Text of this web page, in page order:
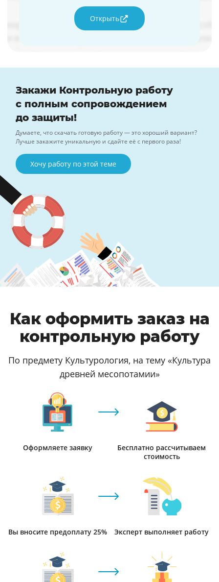
Открыть
Закажи Контрольную работу
с полным сопровождением
до защиты!
Думаете, что скачать готовую работу — это хороший вариант?
Лучше закажите уникальную и сдайте её с первого раза!
Хочу работу по этой теме
Как оформить заказ на
контрольную работу
По предмету Культурология, на тему «Культура
древней месопотамии»
Оформляете заявку
Бесплатно рассчитываем
стоимость
Вы вносите предоплату 25% Эксперт выполняет работу